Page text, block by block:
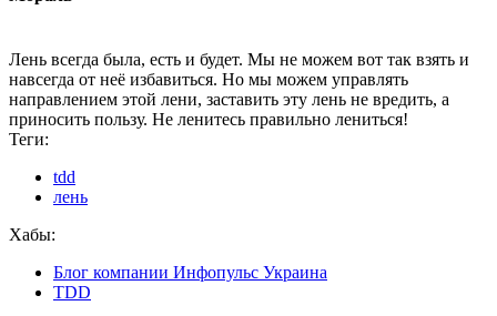
Лень всегда была, есть и будет. Мы не можем вот так взять и
навсегда от неё избавиться. Но мы можем управлять
направлением этой лени, заставить эту лень не вредить, а
приносить пользу. Не ленитесь правильно лениться!
Теги:
tdd
лень
Хабы:
Блог компании Инфопульс Украина
TDD